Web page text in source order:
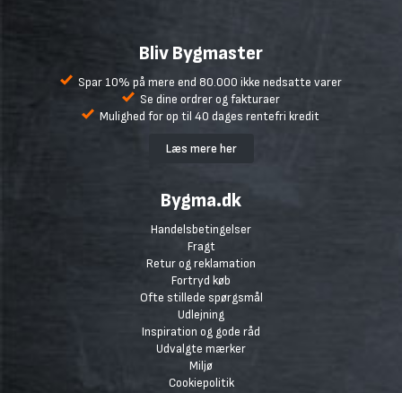
Bliv Bygmaster
Spar 10% på mere end 80.000 ikke nedsatte varer
Se dine ordrer og fakturaer
Mulighed for op til 40 dages rentefri kredit
Læs mere her
Bygma.dk
Handelsbetingelser
Fragt
Retur og reklamation
Fortryd køb
Ofte stillede spørgsmål
Udlejning
Inspiration og gode råd
Udvalgte mærker
Miljø
Cookiepolitik